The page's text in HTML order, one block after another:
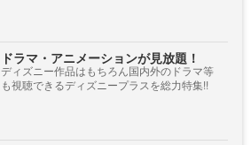
ドラマ・アニメーションが見放題！
ディズニー作品はもちろん国内外のドラマ等
も視聴できるディズニープラスを総力特集!!